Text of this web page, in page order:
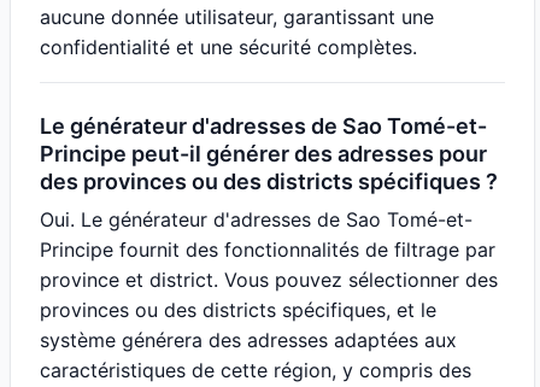
aucune donnée utilisateur, garantissant une
confidentialité et une sécurité complètes.
Le générateur d'adresses de Sao Tomé-et-
Principe peut-il générer des adresses pour
des provinces ou des districts spécifiques ?
Oui. Le générateur d'adresses de Sao Tomé-et-
Principe fournit des fonctionnalités de filtrage par
province et district. Vous pouvez sélectionner des
provinces ou des districts spécifiques, et le
système générera des adresses adaptées aux
caractéristiques de cette région, y compris des